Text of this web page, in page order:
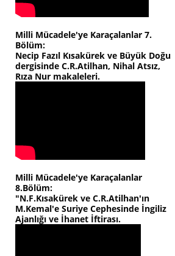
Milli Mücadele'ye Karaçalanlar 7.
Bölüm:
Necip Fazıl Kısakürek ve Büyük Doğu
dergisinde C.R.Atilhan, Nihal Atsız,
Rıza Nur makaleleri.
Milli Mücadele'ye Karaçalanlar
8.Bölüm:
"N.F.Kısakürek ve C.R.Atilhan'ın
M.Kemal'e Suriye Cephesinde İngiliz
Ajanlığı ve İhanet İftirası.